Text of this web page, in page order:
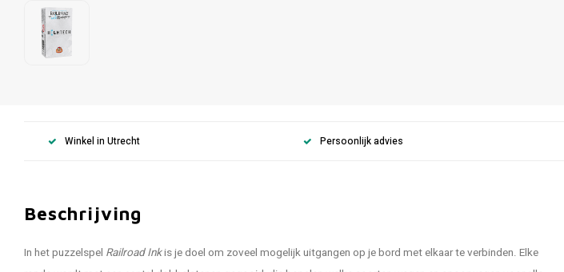
Winkel in Utrecht Persoonlijk advies
Beschrijving
In het puzzelspel Railroad Inkis je doel om zoveel mogelijk uitgangen op je bord met elkaar te verbinden. Elke